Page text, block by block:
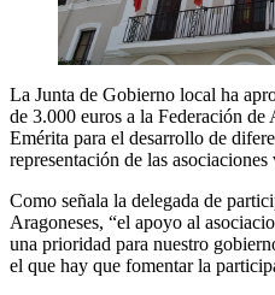
La Junta de Gobierno local ha
de 3.000 euros a la Federación
Emérita para el desarrollo de
representación de las asociaciones
Como señala la delegada de
Aragoneses, “el apoyo al
una prioridad para nuestro
el que hay que fomentar la